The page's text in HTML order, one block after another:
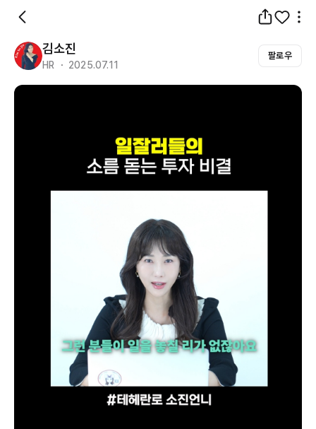
김소진
HR ・ 2025.07.11
팔로우